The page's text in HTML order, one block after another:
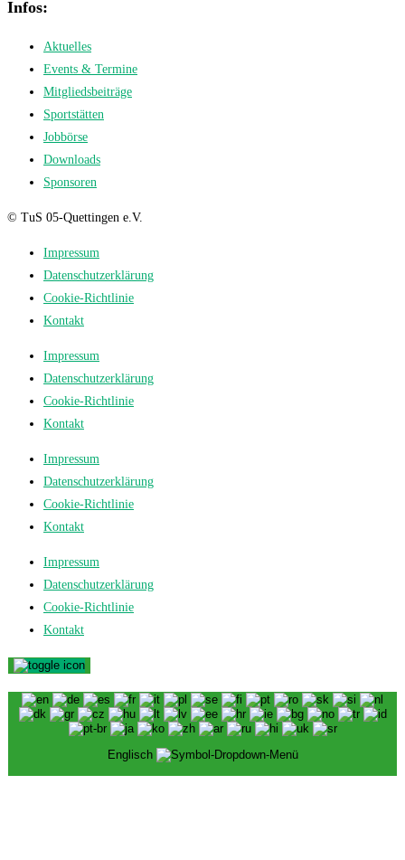
Infos:
Aktuelles
Events & Termine
Mitgliedsbeiträge
Sportstätten
Jobbörse
Downloads
Sponsoren
© TuS 05-Quettingen e.V.
Impressum
Datenschutzerklärung
Cookie-Richtlinie
Kontakt
Impressum
Datenschutzerklärung
Cookie-Richtlinie
Kontakt
Impressum
Datenschutzerklärung
Cookie-Richtlinie
Kontakt
Impressum
Datenschutzerklärung
Cookie-Richtlinie
Kontakt
Englisch